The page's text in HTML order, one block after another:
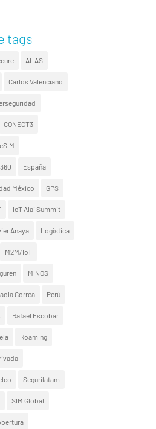
tags
ALAS
Carlos Valenciano
CONECT3
eSIM
España
México GPS
IoT Alai Summit
Anaya Logística
M2M/IoT
MINOS
Correa Perú
Rafael Escobar
Roaming
Segurilatam
SIM Global